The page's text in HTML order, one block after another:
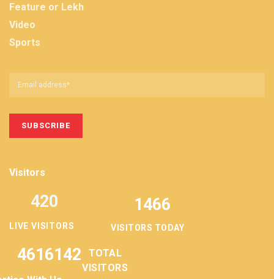
Feature or Lekh
Video
Sports
Visitors
LIVE VISITORS
420 1466
VISITORS TODAY
4616142
TOTAL
VISITORS